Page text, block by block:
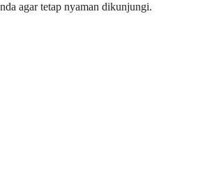
agar tetap nyaman dikunjungi.